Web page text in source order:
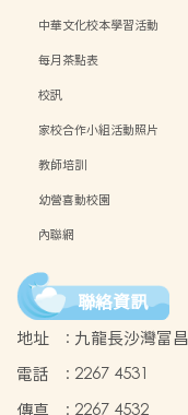
中華文化校本學習活動
每月茶點表
校訊
家校合作小組活動照片
教師培訓
幼營喜動校園
內聯網
聯絡資訊
地址 : 九龍長沙灣富
電話
: 2267 4531
傳真
: 2267 4532